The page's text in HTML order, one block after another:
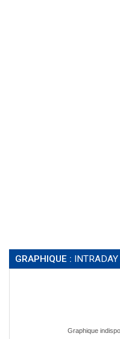
GRAPHIQUE : INTRADAY